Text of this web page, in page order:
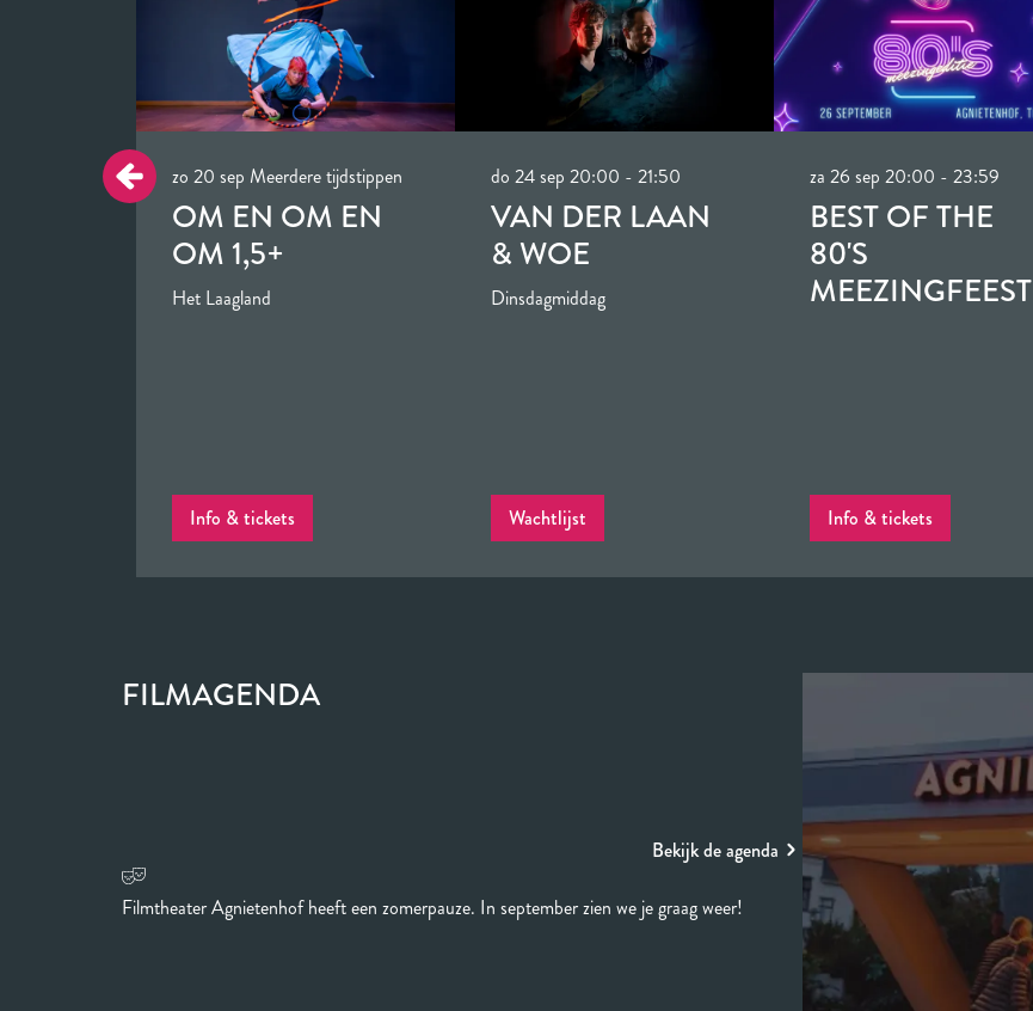
OM EN OM EN
OM 1,5+
Het Laagland
zo 20 sep Meerdere tijdstippen
Info & tickets
VAN DER LAAN
& WOE
Dinsdagmiddag
do 24 sep 20:00 - 21:50
Wachtlijst
BEST OF THE
80'S
MEEZINGFEEST
za 26 sep 20:00 - 23:59
Info & tickets
FILMAGENDA
Bekijk de agenda
Filmtheater Agnietenhof heeft een zomerpauze. In september zien we je graag weer!